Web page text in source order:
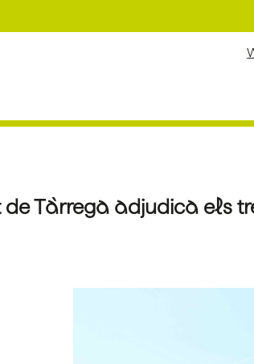
de Tàrrega adjudica els